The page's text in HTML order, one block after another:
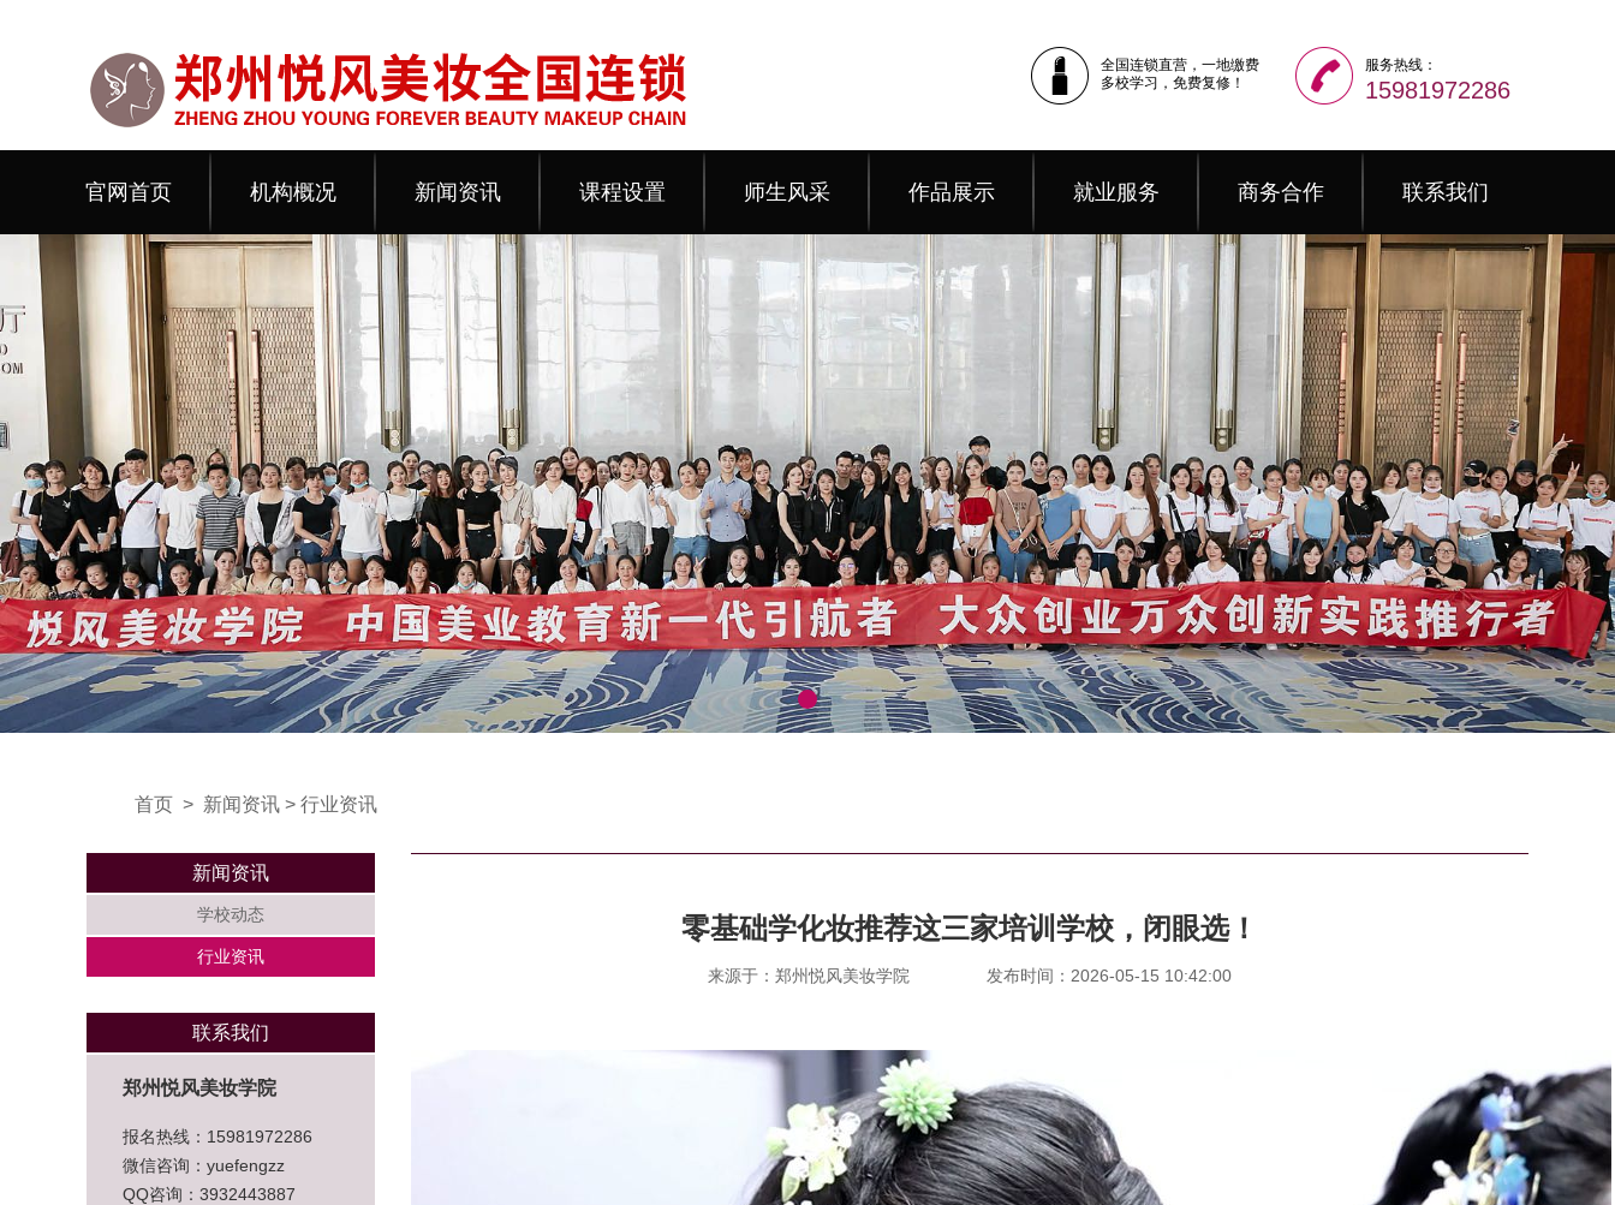
全国连锁直营，一地缴费
多校学习，免费复修！
服务热线：
15981972286
官网首页 机构概况 新闻资讯 课程设置 师生风采 作品展示 就业服务 商务合作 联系我们
首页 > 新闻资讯 > 行业资讯
新闻资讯
学校动态
行业资讯
联系我们
郑州悦风美妆学院
报名热线：15981972286
微信咨询：yuefengzz
QQ咨询：3932443887
零基础学化妆推荐这三家培训学校，闭眼选！
来源于：郑州悦风美妆学院 发布时间：2026-05-15 10:42:00